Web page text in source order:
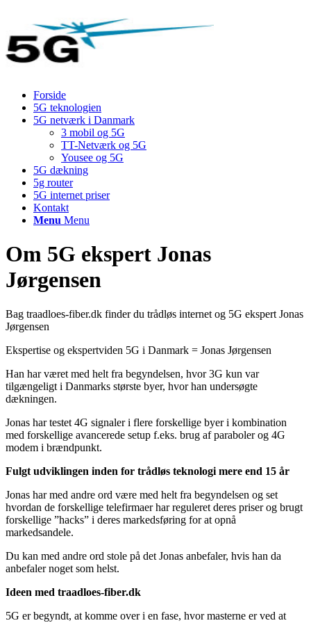
Forside
5G teknologien
5G netværk i Danmark
3 mobil og 5G
TT-Netværk og 5G
Yousee og 5G
5G dækning
5g router
5G internet priser
Kontakt
Menu Menu
Om 5G ekspert Jonas
Jørgensen
Bag traadloes-fiber.dk finder du trådløs internet og 5G ekspert Jonas
Jørgensen
Ekspertise og ekspertviden 5G i Danmark = Jonas Jørgensen
Han har været med helt fra begyndelsen, hvor 3G kun var
tilgængeligt i Danmarks største byer, hvor han undersøgte
dækningen.
Jonas har testet 4G signaler i flere forskellige byer i kombination
med forskellige avancerede setup f.eks. brug af paraboler og 4G
modem i brændpunkt.
Fulgt udviklingen inden for trådløs teknologi mere end 15 år
Jonas har med andre ord være med helt fra begyndelsen og set
hvordan de forskellige telefirmaer har reguleret deres priser og brugt
forskellige ”hacks” i deres markedsføring for at opnå
markedsandele.
Du kan med andre ord stole på det Jonas anbefaler, hvis han da
anbefaler noget som helst.
Ideen med traadloes-fiber.dk
5G er begyndt, at komme over i en fase, hvor masterne er ved at